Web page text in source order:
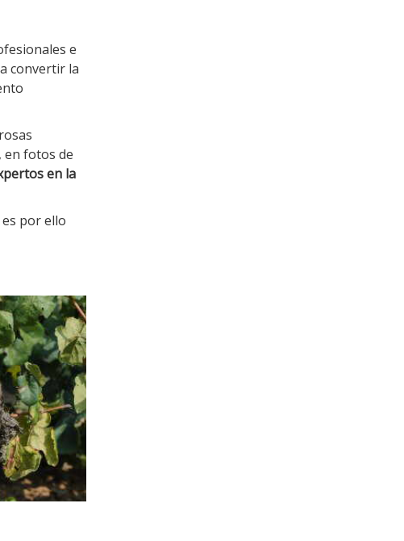
e
convertir la
en fotos de
en la
por ello